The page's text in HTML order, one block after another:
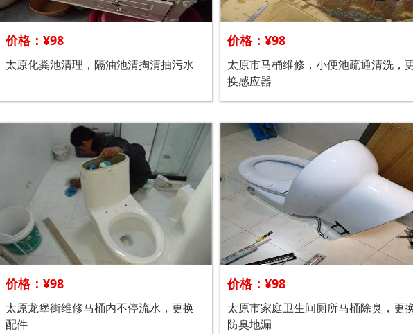
价格：¥98
太原化粪池清理，隔油池清掏清抽污水
价格：¥98
太原市马桶维修，小便池疏通清洗，
换感应器
价格：¥98
太原龙堡街维修马桶内不停流水，更换
配件
价格：¥98
太原市家庭卫生间厕所马桶除臭，更
防臭地漏